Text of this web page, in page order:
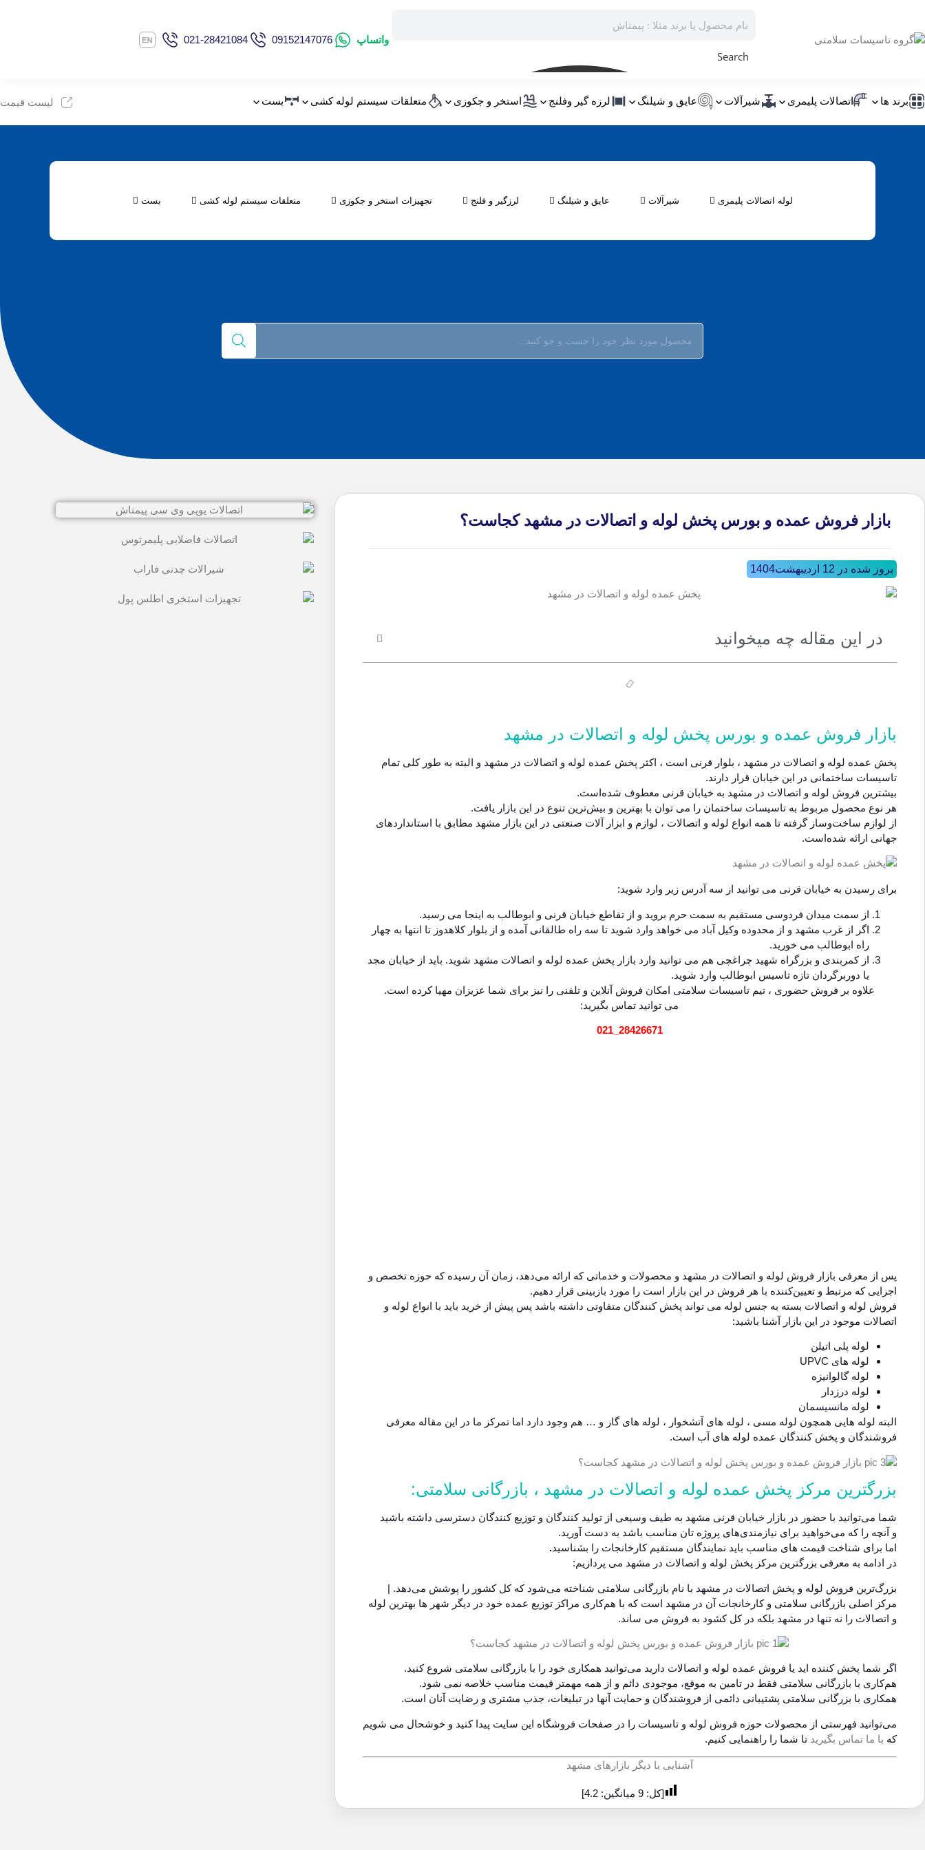
Search
واتساپ 021-28421084 09152147076
برند ها اتصالات پلیمری شیرآلات عایق و شیلنگ لرزه گیر وفلنج استخر و جکوزی متعلقات سیستم لوله کشی بست لیست قیمت
لوله اتصالات پلیمری شیرآلات عایق و شیلنگ لرزگیر و فلنج تجهیزات استخر و جکوزی متعلقات سیستم لوله کشی بست
بازار فروش عمده و بورس پخش لوله و اتصالات در مشهد کجاست؟
بروز شده در 12 اردیبهشت1404
در این مقاله چه میخوانید
بازار فروش عمده و بورس پخش لوله و اتصالات در مشهد
پخش عمده لوله و اتصالات در مشهد ، بلوار قرنی است ، اکثر پخش عمده لوله و اتصالات در مشهد و البته به طور کلی تمام
تاسیسات ساختمانی در این خیابان قرار دارند.
بیشترین فروش لوله و اتصالات در مشهد به خیابان قرنی معطوف شده‌است.
هر نوع محصول مربوط به تاسیسات ساختمان را می توان با بهترین و بیش‌ترین تنوع در این بازار یافت.
از لوازم ساخت‌وساز گرفته تا همه انواع لوله‌ و اتصالات ، لوازم و ابزار آلات صنعتی در این بازار مشهد مطابق با استانداردهای
جهانی ارائه شده‌است.
برای رسیدن به خیابان قرنی می توانید از سه آدرس زیر وارد شوید:
از سمت میدان فردوسی مستقیم به سمت حرم بروید و از تقاطع خیابان قرنی و ابوطالب به اینجا می رسید.
اگر از غرب مشهد و از محدوده وکیل آباد می خواهد وارد شوید تا سه راه طالقانی آمده و از بلوار کلاهدوز تا انتها به چهار
راه ابوطالب می خورید.
از کمربندی و بزرگراه شهید چراغچی هم می توانید وارد بازار پخش عمده لوله و اتصالات مشهد شوید. باید از خیابان مجد
یا دوربرگردان تازه تاسیس ابوطالب وارد شوید.
علاوه بر فروش حضوری ، تیم تاسیسات سلامتی امکان فروش آنلاین و تلفنی را نیز برای شما عزیزان مهیا کرده است.
می توانید تماس بگیرید:
021_28426671
پس از معرفی بازار فروش لوله و اتصالات در مشهد و محصولات و خدماتی که ارائه می‌دهد، زمان آن رسیده که حوزه تخصص و
اجزایی که مرتبط و تعیین‌کننده با هر فروش در این بازار است را مورد بازبینی قرار دهیم.
فروش لوله و اتصالات بسته به جنس لوله می تواند پخش کنندگان متفاوتی داشته باشد پس پیش از خرید باید با انواع لوله و
اتصالات موجود در این بازار آشنا باشید:
لوله پلی اتیلن
لوله های UPVC
لوله گالوانیزه
لوله درزدار
لوله مانسیسمان
البته لوله هایی همچون لوله مسی ، لوله های آتشخوار ، لوله های گاز و … هم وجود دارد اما تمرکز ما در این مقاله معرفی
فروشندگان و پخش کنندگان عمده لوله های آب است.
بزرگترین مرکز پخش عمده لوله و اتصالات در مشهد ، بازرگانی سلامتی:
شما می‌توانید با حضور در بازار خیابان قرنی مشهد به طیف وسیعی از تولید کنندگان و توزیع کنندگان دسترسی داشته باشید
و آنچه را که می‌خواهید برای نیازمندی‌های پروژه تان مناسب باشد به دست آورید.
اما برای شناخت قیمت های مناسب باید نمایندگان مستقیم کارخانجات را بشناسید.
در ادامه به معرفی بزرگترین مرکز پخش لوله و اتصالات در مشهد می پردازیم:
بزرگ‌ترین فروش لوله‌ و پخش اتصالات در مشهد با نام بازرگانی سلامتی شناخته می‌شود که کل کشور را پوشش می‌دهد. |
مرکز اصلی بازرگانی سلامتی و کارخانجات آن در مشهد است که با هم‌کاری مراکز توزیع عمده خود در دیگر شهر ها بهترین لوله
و اتصالات را نه تنها در مشهد بلکه در کل کشود به فروش می ساند.
اگر شما پخش کننده اید یا فروش عمده لوله و اتصالات دارید می‌توانید همکاری خود را با بازرگانی سلامتی شروع کنید.
هم‌کاری با بازرگانی سلامتی فقط در تامین به موقع، موجودی دائم و از همه مهمتر قیمت مناسب خلاصه نمی شود.
همکاری با بزرگانی سلامتی پشتیبانی دائمی از فروشندگان و حمایت آنها در تبلیغات، جذب مشتری و رضایت آنان است.
می‌توانید فهرستی از محصولات حوزه فروش لوله و تاسیسات را در صفحات فروشگاه این سایت پیدا کنید و خوشحال می شویم
که با ما تماس بگیرید تا شما را راهنمایی کنیم.
آشنایی با دیگر بازارهای مشهد
[کل:9
4.2
]